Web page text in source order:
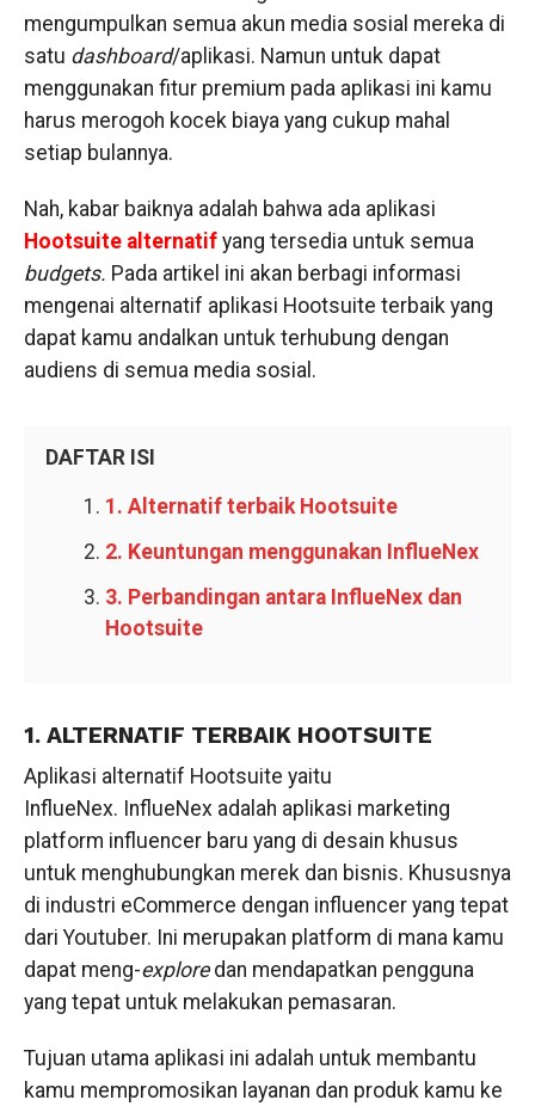
mengumpulkan semua akun media sosial mereka di
satu dashboard/aplikasi. Namun untuk dapat
menggunakan fitur premium pada aplikasi ini kamu
harus merogoh kocek biaya yang cukup mahal
setiap bulannya.
Nah, kabar baiknya adalah bahwa ada aplikasi
Hootsuite alternatifyang tersedia untuk semua
budgets. Pada artikel ini akan berbagi informasi
mengenai alternatif aplikasi Hootsuite terbaik yang
dapat kamu andalkan untuk terhubung dengan
audiens di semua media sosial.
DAFTAR ISI
1. Alternatif terbaik Hootsuite
2. Keuntungan menggunakan InflueNex
3. Perbandingan antara InflueNex dan
Hootsuite
1. ALTERNATIF TERBAIK HOOTSUITE
Aplikasi alternatif Hootsuite yaitu
InflueNex. InflueNex adalah aplikasi marketing
platform influencer baru yang di desain khusus
untuk menghubungkan merek dan bisnis. Khususnya
di industri eCommerce dengan influencer yang tepat
dari Youtuber. Ini merupakan platform di mana kamu
dapat meng-exploredan mendapatkan pengguna
yang tepat untuk melakukan pemasaran.
Tujuan utama aplikasi ini adalah untuk membantu
kamu mempromosikan layanan dan produk kamu ke